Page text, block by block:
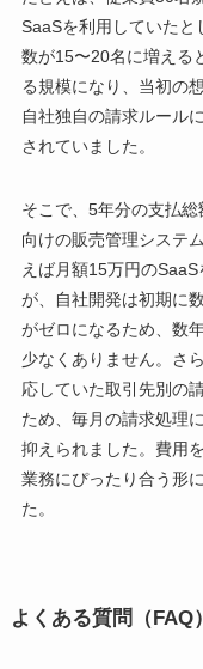
SaaSを利用していたと
数が15〜20名に増える
る規模になり、当初の
自社独自の請求ルール
されていました。
そこで、5年分の支払
向けの販売管理システ
えば月額15万円の
が、自社開発は初期に
がゼロになるため、数
少なくありません。さ
応していた取引先別の
ため、毎月の請求処理
抑えられました。費用
業務にぴったり合う形
た。
よくある質問（FAQ）